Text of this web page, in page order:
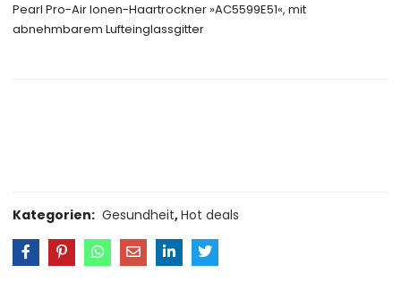
Pearl Pro-Air Ionen-Haartrockner »AC5599E51«, mit
abnehmbarem Lufteinglassgitter
Kategorien: Gesundheit,Hot deals